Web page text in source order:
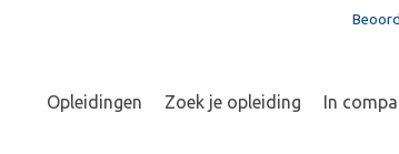
Opleidingen Zoek je opleiding In